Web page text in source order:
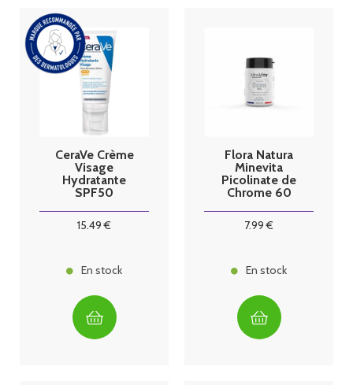
CeraVe Crème
Visage
Hydratante
SPF50
15.49 €
En stock
Flora Natura
Minevita
Picolinate de
Chrome 60
7.99 €
En stock